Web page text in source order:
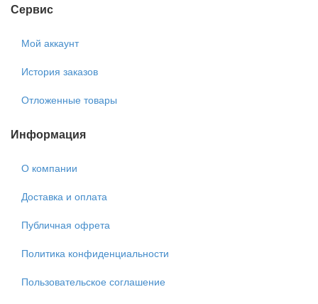
Сервис
Мой аккаунт
История заказов
Отложенные товары
Информация
О компании
Доставка и оплата
Публичная офрета
Политика конфиденциальности
Пользовательское соглашение